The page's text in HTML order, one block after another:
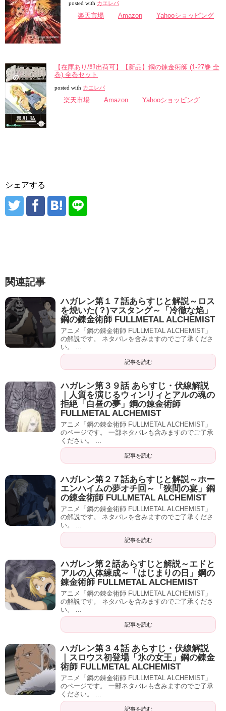
posted with カエレバ
楽天市場 Amazon Yahooショッピング
【在庫あり/即出荷可】【新品】鋼の錬金術師 (1-27巻 全
巻) 全巻セット
posted with カエレバ
楽天市場 Amazon Yahooショッピング
シェアする
関連記事
ハガレン第１７話あらすじと解説～ロス
を焼いた(？)マスタング～「冷徹な焰」
鋼の錬金術師 FULLMETAL ALCHEMIST
アニメ「鋼の錬金術師 FULLMETAL ALCHEMIST」
の解説です。 ネタバレを含みますのでご了承くださ
い。 ...
記事を読む
ハガレン第３９話 あらすじ・伏線解説
｜人質を演じるウィンリィとアルの魂の
拒絶「白昼の夢」鋼の錬金術師
FULLMETAL ALCHEMIST
アニメ「鋼の錬金術師 FULLMETAL ALCHEMIST」
のページです。 一部ネタバレも含みますのでご了承
ください。 ...
記事を読む
ハガレン第２７話あらすじと解説～ホー
エンハイムの夢オチ回～「狭間の宴」鋼
の錬金術師 FULLMETAL ALCHEMIST
アニメ「鋼の錬金術師 FULLMETAL ALCHEMIST」
の解説です。 ネタバレを含みますのでご了承くださ
い。 ...
記事を読む
ハガレン第２話あらすじと解説～エドと
アルの人体練成～「はじまりの日」鋼の
錬金術師 FULLMETAL ALCHEMIST
アニメ「鋼の錬金術師 FULLMETAL ALCHEMIST」
の解説です。 ネタバレを含みますのでご了承くださ
い。 ...
記事を読む
ハガレン第３４話 あらすじ・伏線解説
｜スロウス初登場「氷の女王」鋼の錬金
術師 FULLMETAL ALCHEMIST
アニメ「鋼の錬金術師 FULLMETAL ALCHEMIST」
のページです。 一部ネタバレも含みますのでご了承
ください。 ...
記事を読む